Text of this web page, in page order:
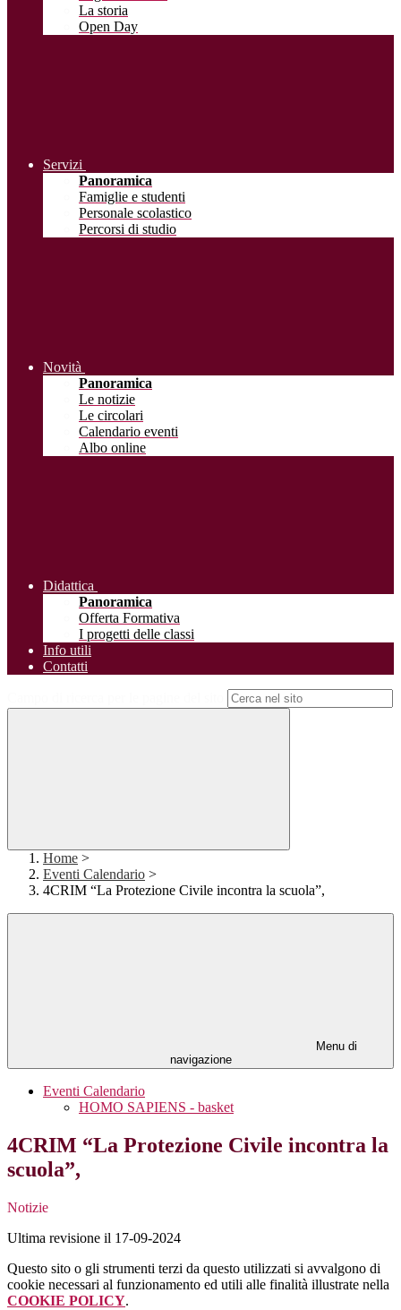
La storia
Open Day
Servizi
Panoramica
Famiglie e studenti
Personale scolastico
Percorsi di studio
Novità
Panoramica
Le notizie
Le circolari
Calendario eventi
Albo online
Didattica
Panoramica
Offerta Formativa
I progetti delle classi
Info utili
Contatti
Home >
Eventi Calendario >
4CRIM “La Protezione Civile incontra la scuola”,
Menu di
navigazione
Eventi Calendario
HOMO SAPIENS - basket
4CRIM “La Protezione Civile incontra la
scuola”,
Notizie
Ultima revisione il 17-09-2024
Questo sito o gli strumenti terzi da questo utilizzati si avvalgono di
cookie necessari al funzionamento ed utili alle finalità illustrate nella
COOKIE POLICY.